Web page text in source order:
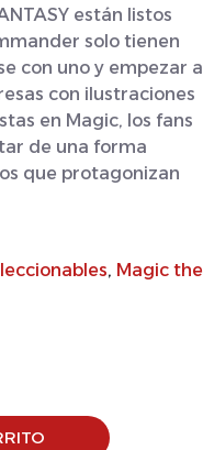
están listos
solo tienen
con uno y empezar a
con ilustraciones
en Magic, los fans
de una forma
que protagonizan
, Magic the